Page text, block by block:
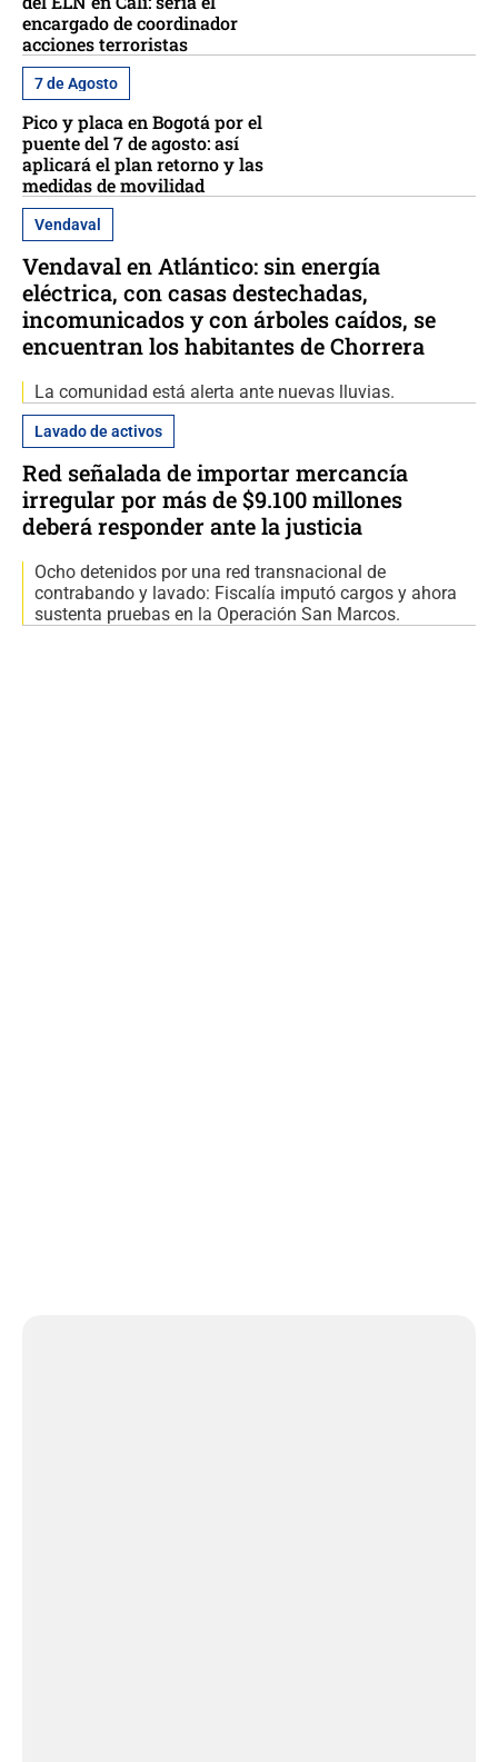
encargado de coordinador
acciones terroristas
7 de Agosto
Pico y placa en Bogotá por el
puente del 7 de agosto: así
aplicará el plan retorno y las
medidas de movilidad
Vendaval
Vendaval en Atlántico: sin energía
eléctrica, con casas destechadas,
incomunicados y con árboles caídos, se
encuentran los habitantes de Chorrera
La comunidad está alerta ante nuevas lluvias.
Lavado de activos
Red señalada de importar mercancía
irregular por más de $9.100 millones
deberá responder ante la justicia
Ocho detenidos por una red transnacional de
contrabando y lavado: Fiscalía imputó cargos y ahora
sustenta pruebas en la Operación San Marcos.